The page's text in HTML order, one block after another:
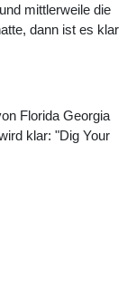
mittlerweile die
dann ist es klar
Florida Georgia
klar: "Dig Your